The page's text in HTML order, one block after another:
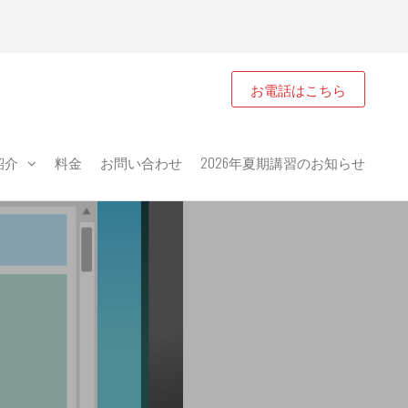
お電話はこちら
介 料金 お問い合わせ 2026年夏期講習のお知らせ